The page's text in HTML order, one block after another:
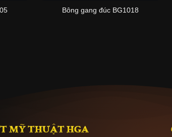
Bông gang đúc BG1018
MỸ THUẬT HGA